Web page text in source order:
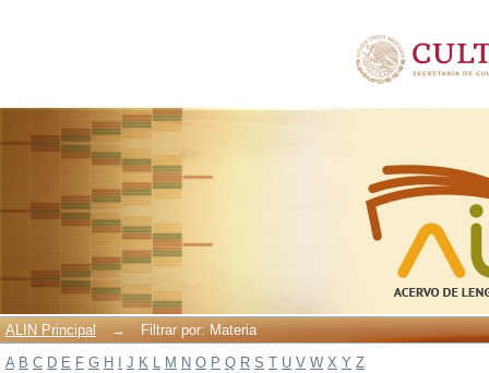
ALIN Principal →
Filtrar por: Materia
A B C D E F G H J K L M N O P Q R S T U V W X Y Z